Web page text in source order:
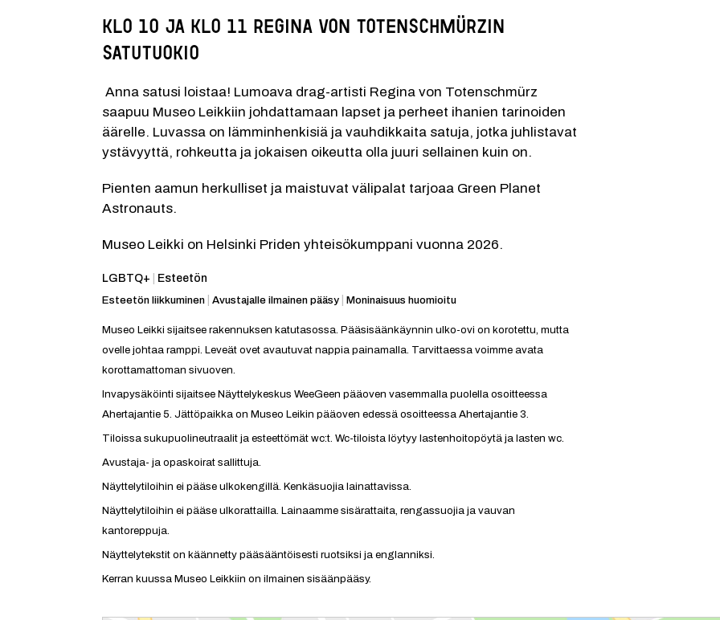
klo 10 ja klo 11 Regina von Totenschmürzin
satutuokio
saapuu Museo Leikkiin johdattamaan lapset ja perheet ihanien tarinoiden
äärelle. Luvassa on lämminhenkisiä ja vauhdikkaita satuja, jotka juhlistavat
ystävyyttä, rohkeutta ja jokaisen oikeutta olla juuri sellainen kuin on.
Pienten aamun herkulliset ja maistuvat välipalat tarjoaa Green Planet
Astronauts.
Museo Leikki on Helsinki Priden yhteisökumppani vuonna 2026.
Kategoria:
LGBTQ+
Esteetön
Esteetön liikkuminen Avustajalle ilmainen pääsy Moninaisuus huomioitu
Museo Leikki sijaitsee rakennuksen katutasossa. Pääsisäänkäynnin ulko-ovi on korotettu, mutta
ovelle johtaa ramppi. Leveät ovet avautuvat nappia painamalla. Tarvittaessa voimme avata
korottamattoman sivuoven.
Invapysäköinti sijaitsee Näyttelykeskus WeeGeen pääoven vasemmalla puolella osoitteessa
Ahertajantie 5. Jättöpaikka on Museo Leikin pääoven edessä osoitteessa Ahertajantie 3.
Tiloissa sukupuolineutraalit ja esteettömät wc:t. Wc-tiloista löytyy lastenhoitopöytä ja lasten wc.
Avustaja- ja opaskoirat sallittuja.
Näyttelytiloihin ei pääse ulkokengillä. Kenkäsuojia lainattavissa.
Näyttelytiloihin ei pääse ulkorattailla. Lainaamme sisärattaita, rengassuojia ja vauvan
kantoreppuja.
Näyttelytekstit on käännetty pääsääntöisesti ruotsiksi ja englanniksi.
Kerran kuussa Museo Leikkiin on ilmainen sisäänpääsy.